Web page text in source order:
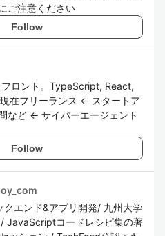
ご注意ください
Follow
ロント。TypeScript, React,
在フリーランス ← スタートア
など ← サイバーエージェント
Follow
クエンド&アプリ開発/ 九州大学
JavaScriptコードレシピ集の著